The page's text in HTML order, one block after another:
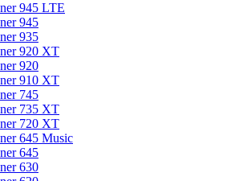
945 LTE
945
935
920 XT
920
910 XT
745
735 XT
720 XT
645 Music
645
630